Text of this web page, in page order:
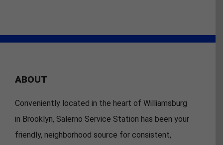
ABOUT
Conveniently located in the heart of Williamsburg
in Brooklyn, Salerno Service Station has been your
friendly, neighborhood source for consistent,